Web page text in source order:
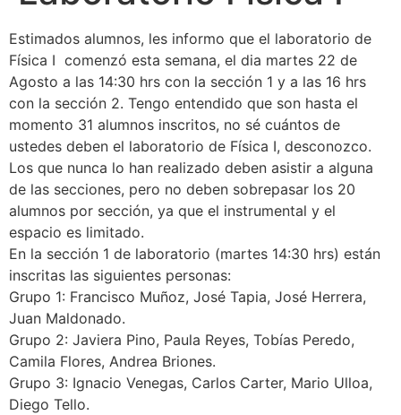
Estimados alumnos, les informo que el laboratorio de
Física I comenzó esta semana, el dia martes 22 de
Agosto a las 14:30 hrs con la sección 1 y a las 16 hrs
con la sección 2. Tengo entendido que son hasta el
momento 31 alumnos inscritos, no sé cuántos de
ustedes deben el laboratorio de Física I, desconozco.
Los que nunca lo han realizado deben asistir a alguna
de las secciones, pero no deben sobrepasar los 20
alumnos por sección, ya que el instrumental y el
espacio es limitado.
En la sección 1 de laboratorio (martes 14:30 hrs) están
inscritas las siguientes personas:
Grupo 1: Francisco Muñoz, José Tapia, José Herrera,
Juan Maldonado.
Grupo 2: Javiera Pino, Paula Reyes, Tobías Peredo,
Camila Flores, Andrea Briones.
Grupo 3: Ignacio Venegas, Carlos Carter, Mario Ulloa,
Diego Tello.